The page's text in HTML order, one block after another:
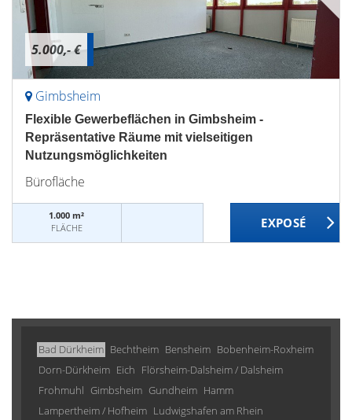
5.000,- €
Gimbsheim
Flexible Gewerbeflächen in Gimbsheim -
Repräsentative Räume mit vielseitigen
Nutzungsmöglichkeiten
Bürofläche
1.000 m²
FLÄCHE
Bad Dürkheim Bechtheim Bensheim Bobenheim-Roxheim
Dorn-Dürkheim Eich Flörsheim-Dalsheim / Dalsheim
Frohmuhl Gimbsheim Gundheim Hamm
Lampertheim / Hofheim Ludwigshafen am Rhein